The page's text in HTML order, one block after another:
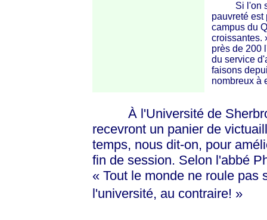
Si l'on se
pauvreté est
campus du
croissantes.
près de 200
du service
faisons
nombreux à
À l'Université de
recevront un panier de
temps, nous dit-on, pour
fin de session. Selon l'abbé
« Toutle monde ne roule pas
l'université, au contraire! »